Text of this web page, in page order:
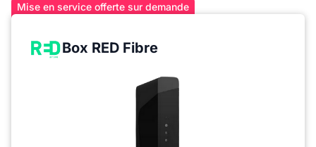
Mise en service offerte sur demande
Box RED Fibre